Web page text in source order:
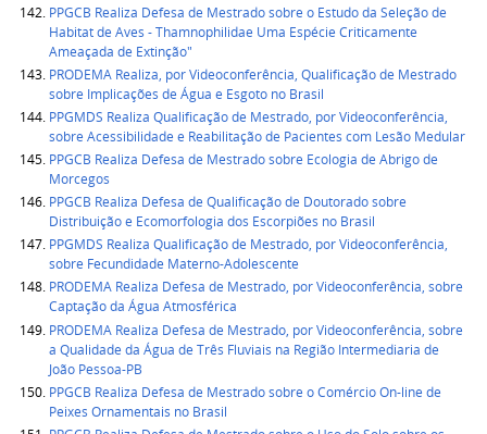
PPGCB Realiza Defesa de Mestrado sobre o Estudo da Seleção de
Habitat de Aves - Thamnophilidae Uma Espécie Criticamente
Ameaçada de Extinção"
PRODEMA Realiza, por Videoconferência, Qualificação de Mestrado
sobre Implicações de Água e Esgoto no Brasil
PPGMDS Realiza Qualificação de Mestrado, por Videoconferência,
sobre Acessibilidade e Reabilitação de Pacientes com Lesão Medular
PPGCB Realiza Defesa de Mestrado sobre Ecologia de Abrigo de
Morcegos
PPGCB Realiza Defesa de Qualificação de Doutorado sobre
Distribuição e Ecomorfologia dos Escorpiões no Brasil
PPGMDS Realiza Qualificação de Mestrado, por Videoconferência,
sobre Fecundidade Materno-Adolescente
PRODEMA Realiza Defesa de Mestrado, por Videoconferência, sobre
Captação da Água Atmosférica
PRODEMA Realiza Defesa de Mestrado, por Videoconferência, sobre
a Qualidade da Água de Três Fluviais na Região Intermediaria de
João Pessoa-PB
PPGCB Realiza Defesa de Mestrado sobre o Comércio On-line de
Peixes Ornamentais no Brasil